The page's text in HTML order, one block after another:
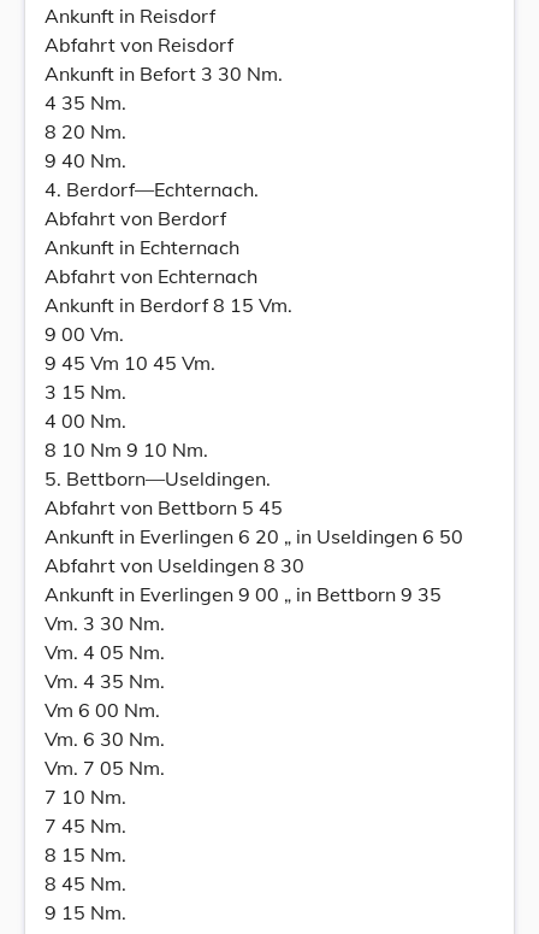
Ankunft in Reisdorf
Abfahrt von Reisdorf
Ankunft in Befort 3 30 Nm.
4 35 Nm.
8 20 Nm.
9 40 Nm.
4. Berdorf—Echternach.
Abfahrt von Berdorf
Ankunft in Echternach
Abfahrt von Echternach
Ankunft in Berdorf 8 15 Vm.
9 00 Vm.
9 45 Vm 10 45 Vm.
3 15 Nm.
4 00 Nm.
8 10 Nm 9 10 Nm.
5. Bettborn—Useldingen.
Abfahrt von Bettborn 5 45
Ankunft in Everlingen 6 20 „ in Useldingen 6 50
Abfahrt von Useldingen 8 30
Ankunft in Everlingen 9 00 „ in Bettborn 9 35
Vm. 3 30 Nm.
Vm. 4 05 Nm.
Vm. 4 35 Nm.
Vm 6 00 Nm.
Vm. 6 30 Nm.
Vm. 7 05 Nm.
7 10 Nm.
7 45 Nm.
8 15 Nm.
8 45 Nm.
9 15 Nm.